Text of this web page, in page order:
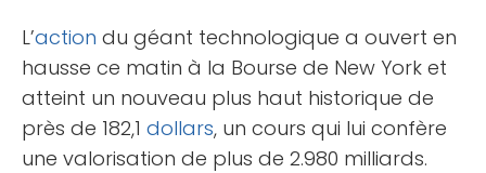
L’action du géant technologique a ouvert en
hausse ce matin à la Bourse de New York et
atteint un nouveau plus haut historique de
près de 182,1 dollars, un cours qui lui confère
une valorisation de plus de 2.980 milliards.